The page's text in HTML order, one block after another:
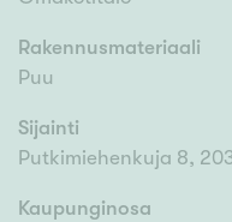
Rakennusmateriaali
Puu
Sijainti
Putkimiehenkuja 8,
Kaupunginosa